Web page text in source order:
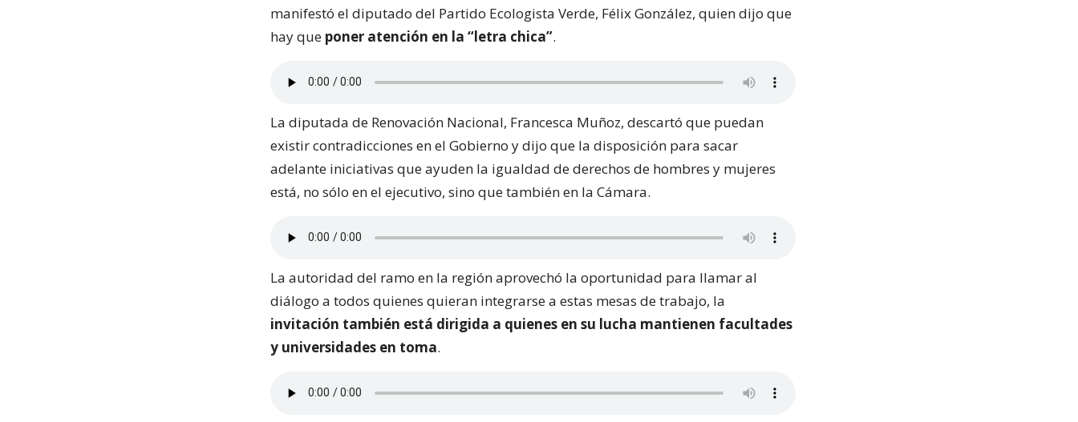
manifestó el diputado del Partido Ecologista Verde, Félix González, quien dijo que
hay que poner atención en la “letra chica”.
La diputada de Renovación Nacional, Francesca Muñoz, descartó que puedan
existir contradicciones en el Gobierno y dijo que la disposición para sacar
adelante iniciativas que ayuden la igualdad de derechos de hombres y mujeres
está, no sólo en el ejecutivo, sino que también en la Cámara.
La autoridad del ramo en la región aprovechó la oportunidad para llamar al
diálogo a todos quienes quieran integrarse a estas mesas de trabajo, la
invitación también está dirigida a quienes en su lucha mantienen facultades
y universidades en toma.